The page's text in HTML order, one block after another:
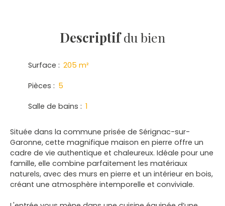
Descriptifdu bien
Surface : 205 m²
Pièces : 5
Salle de bains : 1
Située dans la commune prisée de Sérignac-sur-
Garonne, cette magnifique maison en pierre offre un
cadre de vie authentique et chaleureux. Idéale pour une
famille, elle combine parfaitement les matériaux
naturels, avec des murs en pierre et un intérieur en bois,
créant une atmosphère intemporelle et conviviale.